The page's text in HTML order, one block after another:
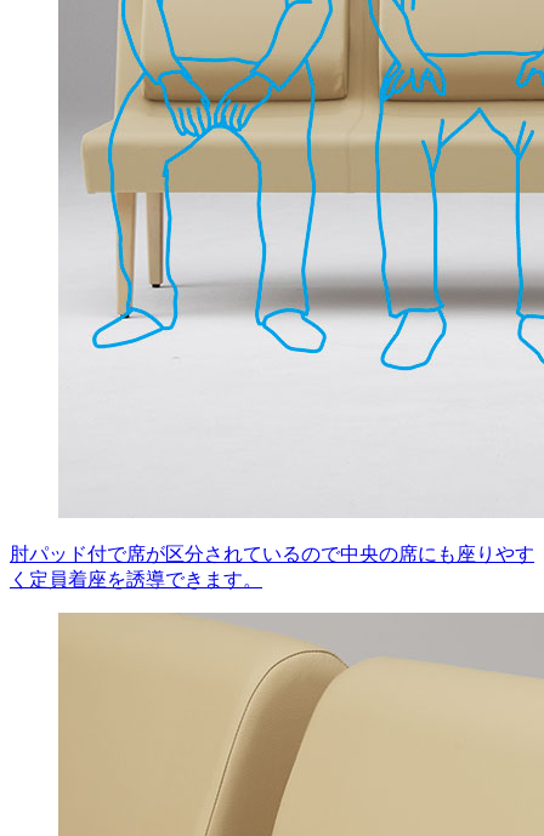
肘パッド付で席が区分されているので中央の席にも座りやす
く定員着座を誘導できます。